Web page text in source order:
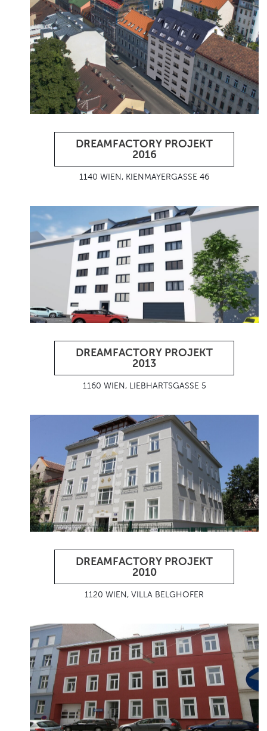
DREAMFACTORY PROJEKT
2016
1140 WIEN, KIENMAYERGASSE 46
DREAMFACTORY PROJEKT
2013
1160 WIEN, LIEBHARTSGASSE 5
DREAMFACTORY PROJEKT
2010
1120 WIEN, VILLA BELGHOFER